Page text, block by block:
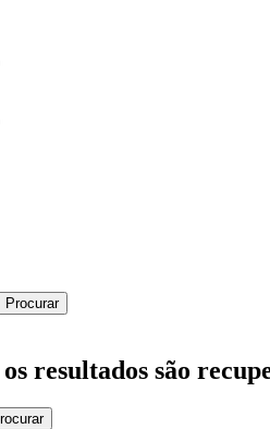
resultados são